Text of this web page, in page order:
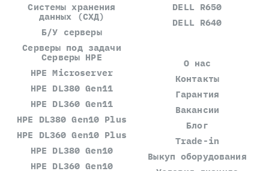
Системы хранения
данных (СХД)
Б/У серверы
Серверы под задачи
DELL R650
DELL R640
Серверы HPE
HPE Microserver
HPE DL380 Gen11
HPE DL360 Gen11
HPE DL380 Gen10 Plus
HPE DL360 Gen10 Plus
HPE DL380 Gen10
HPE DL360 Gen10
О нас
Контакты
Гарантия
Вакансии
Блог
Trade-in
Выкуп оборудования